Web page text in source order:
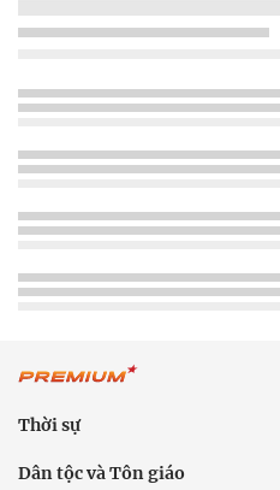
Thời sự
Dân tộc và Tôn giáo